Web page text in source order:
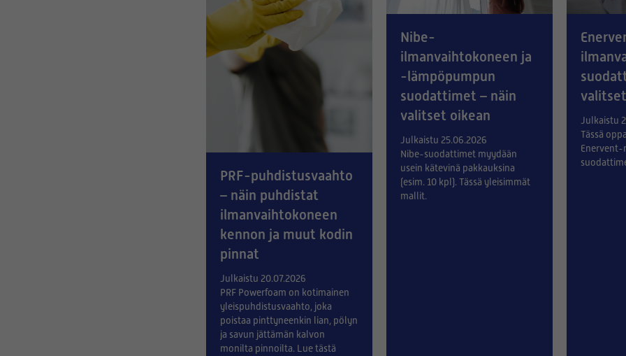
PRF-puhdistusvaahto
– näin puhdistat
ilmanvaihtokoneen
kennon ja muut kodin
pinnat
Julkaistu 20.07.2026
PRF Powerfoam on kotimainen
yleispuhdistusvaahto, joka
poistaa pinttyneenkin lian, pölyn
ja savun jättämän kalvon
monilta pinnoilta. Lue tästä
Nibe-
ilmanvaihtokoneen ja
-lämpöpumpun
suodattimet – näin
valitset oikean
Julkaistu 25.06.2026
Nibe-suodattimet myydään
usein kätevinä pakkauksina
(esim. 10 kpl). Tässä yleisimmät
mallit.
Julkaistu
Tässä
Enervent-